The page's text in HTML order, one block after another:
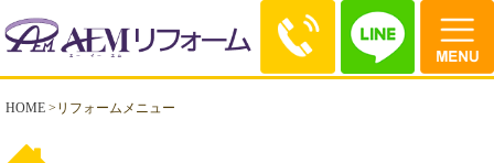
HOME > リフォームメニュー